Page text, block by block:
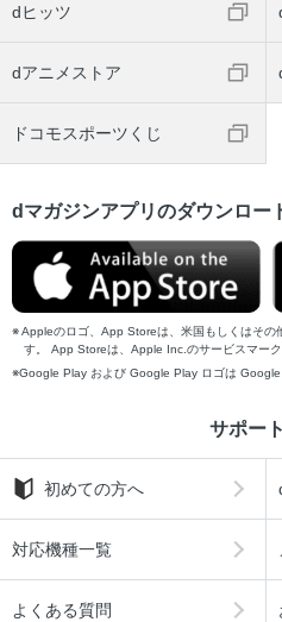
dヒッツ
dアニメストア
ドコモスポーツくじ
dマガジンアプリのダウンロー
Appleのロゴ、App Storeは、米国もしくはそ
す。 App Storeは、Apple Inc.のサービスマーク
Google Play および Google Play ロゴは Google
サポー
初めての方へ
対応機種一覧
よくある質問